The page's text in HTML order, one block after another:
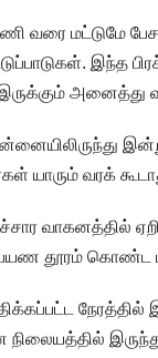
வரை மட்டுமே
இந்த
அனைத்து
யாரும் வரக்
தூரம் கொண்ட
நிலையத்தில்